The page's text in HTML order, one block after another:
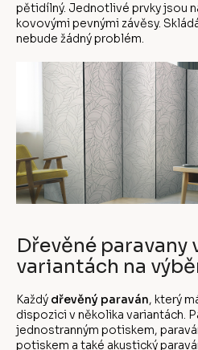
pětidílný. Jednotlivé prvky jsou
kovovými pevnými závěsy.
nebude žádný problém.
Dřevěné paravany
variantách na
Každý dřevěný paraván, který
dispozici v několika variantách.
jednostranným potiskem,
potiskem a také akustický